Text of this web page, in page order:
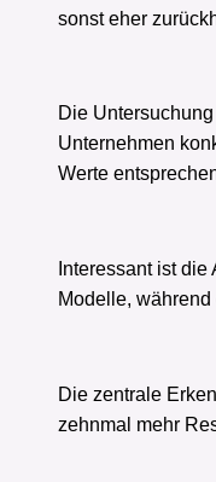
sonst eher
Die
Unternehmen
Werte
Interessant ist
Modelle,
Die zentrale
zehnmal mehr